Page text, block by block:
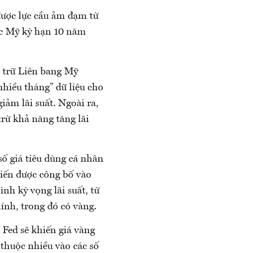
lực cầu ảm đạm từ
Mỹ kỳ hạn 10 năm
trữ Liên bang Mỹ
tháng” dữ liệu cho
lãi suất. Ngoài ra,
khả năng tăng lãi
giá tiêu dùng cá nhân
được công bố vào
kỳ vọng lãi suất, từ
trong đó có vàng.
sẽ khiến giá vàng
nhiều vào các số